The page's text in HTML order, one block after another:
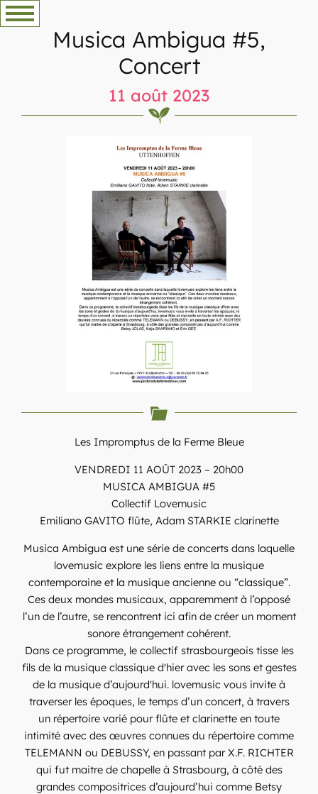
Aller
au
Musica Ambigua #5,
Concert
11 août 2023
Les Impromptus de la Ferme Bleue
VENDREDI 11 AOÛT 2023 – 20h00
MUSICA AMBIGUA #5
Collectif Lovemusic
Emiliano GAVITO flûte, Adam STARKIE clarinette
Musica Ambigua est une série de concerts dans laquelle
lovemusic explore les liens entre la musique
contemporaine et la musique ancienne ou “classique”.
Ces deux mondes musicaux, apparemment à l’opposé
l’un de l’autre, se rencontrent ici afin de créer un moment
sonore étrangement cohérent.
Dans ce programme, le collectif strasbourgeois tisse les
fils de la musique classique d'hier avec les sons et gestes
de la musique d’aujourd'hui. lovemusic vous invite à
traverser les époques, le temps d’un concert, à travers
un répertoire varié pour flûte et clarinette en toute
intimité avec des œuvres connues du répertoire comme
TELEMANN ou DEBUSSY, en passant par X.F. RICHTER
qui fut maitre de chapelle à Strasbourg, à côté des
grandes compositrices d’aujourd’hui comme Betsy